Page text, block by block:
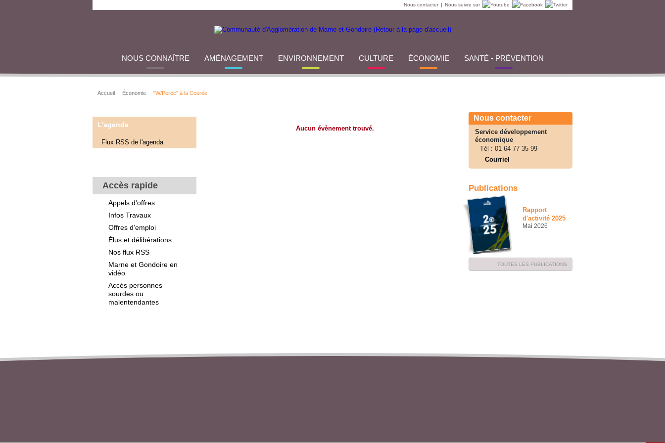
Nous contacter | Nous suivre sur
NOUS CONNAÎTRE AMÉNAGEMENT ENVIRONNEMENT CULTURE ÉCONOMIE SANTÉ - PRÉVENTION
Accueil Économie "W/Perec" à la Courée
L'agenda
Flux RSS de l'agenda
Accès rapide
Appels d'offres
Infos Travaux
Offres d'emploi
Élus et délibérations
Nos flux RSS
Marne et Gondoire en
vidéo
Accès personnes
sourdes ou
malentendantes
Aucun évènement trouvé.
Nous contacter
Service développement
économique
Tél : 01 64 77 35 99
Courriel
Publications
Rapport
d'activité 2025
Mai 2026
TOUTES LES PUBLICATIONS